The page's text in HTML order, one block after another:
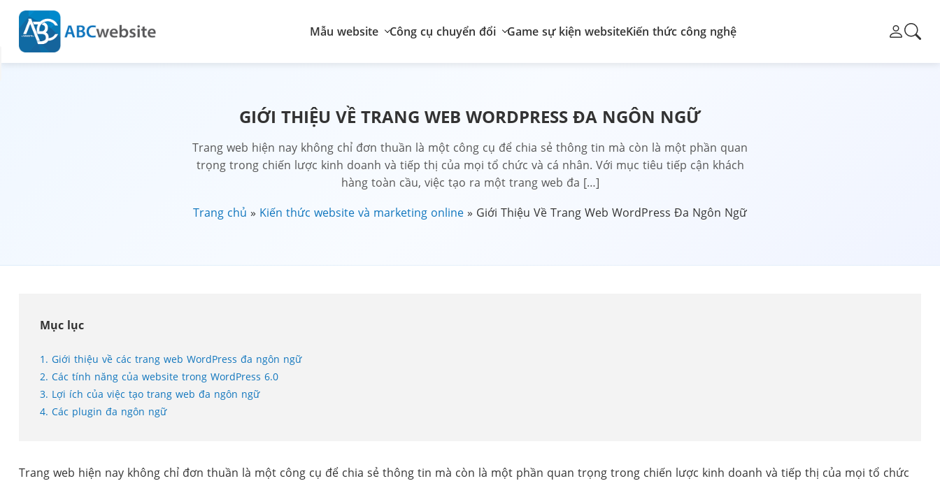
Mẫu website Công cụ chuyển đổi Game sự kiện websiteKiến thức công nghệ
GIỚI THIỆU VỀ TRANG WEB WORDPRESS ĐA NGÔN NGỮ
Trang web hiện nay không chỉ đơn thuần là một công cụ để chia sẻ thông tin mà còn là một phần quan
trọng trong chiến lược kinh doanh và tiếp thị của mọi tổ chức và cá nhân. Với mục tiêu tiếp cận khách
hàng toàn cầu, việc tạo ra một trang web đa […]
Trang chủ » Kiến thức website và marketing online » Giới Thiệu Về Trang Web WordPress Đa Ngôn Ngữ
Mục lục
1. Giới thiệu về các trang web WordPress đa ngôn ngữ
2. Các tính năng của website trong WordPress 6.0
3. Lợi ích của việc tạo trang web đa ngôn ngữ
4. Các plugin đa ngôn ngữ
Trang web hiện nay không chỉ đơn thuần là một công cụ để chia sẻ thông tin mà còn là một phần quan trọng trong chiến lược kinh doanh và tiếp thị của mọi tổ chức